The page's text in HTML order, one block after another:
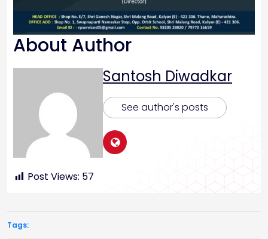
About Author
Santosh Diwadkar
See author's posts
Post Views: 57
Tags: